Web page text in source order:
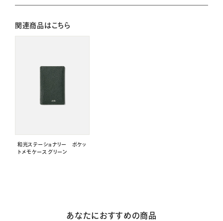
関連商品はこちら
和光ステーショナリー ポケッ
トメモケース グリーン
あなたにおすすめの商品